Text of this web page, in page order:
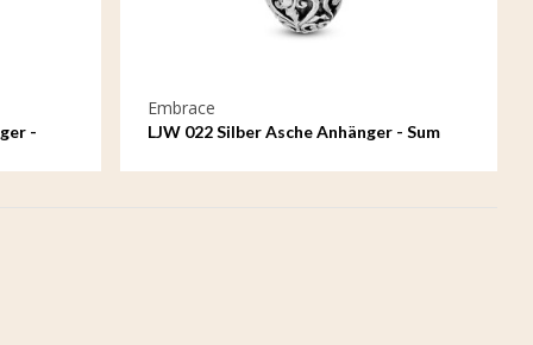
-
Embrace
LJW 022 Silber Asche Anhänger - Sum